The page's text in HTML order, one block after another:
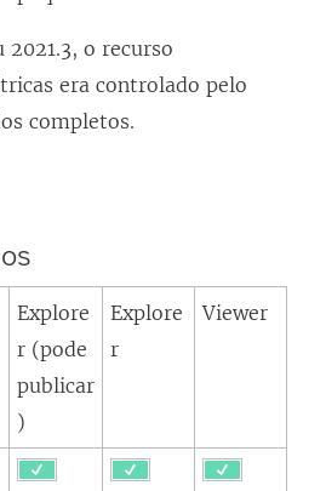
2021.3, o recurso
era controlado pelo
completos.
Explore
r (pode
publicar
)
Explore
r
Viewer